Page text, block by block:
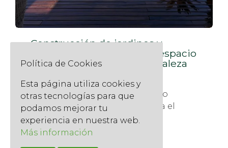
Construcción de jardines y
paisajismo: transforma tu espacio
exterior con diseño y naturaleza
Un jardín bien diseñado no solo
embellece, sino que transforma el
entorno, mejora la calidad...
Read More
Política de Cookies
Esta página utiliza cookies y
otras tecnologías para que
podamos mejorar tu
experiencia en nuestra web.
Más información